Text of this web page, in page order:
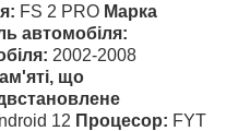
FS 2 PRO Марка
автомобіля:
2002-2008
що
12 Процесор: FYT